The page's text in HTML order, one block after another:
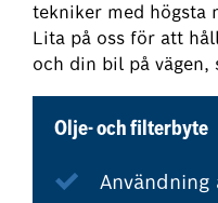
tekniker med högsta
Lita på oss för att
och din bil på
Olje- och filterbyte